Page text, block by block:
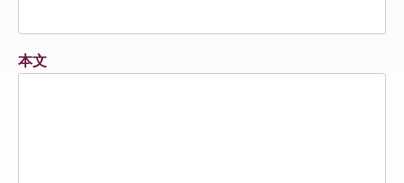
本文